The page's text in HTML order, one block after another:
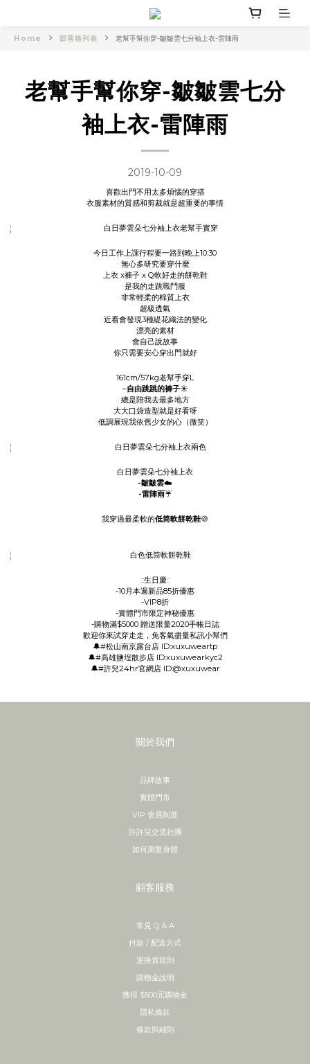
Home 部落格列表 老幫手幫你穿-皺皺雲七分袖上衣-雷陣雨
老幫手幫你穿-皺皺雲七分
袖上衣-雷陣雨
2019-10-09
喜歡出門不用太多煩惱的穿搭
衣服素材的質感和剪裁就是超重要的事情
今日工作上課行程要一路到晚上10:30
無心多研究要穿什麼
上衣 x褲子 x Q軟好走的餅乾鞋
是我的走跳戰鬥服
非常輕柔的棉質上衣
超級透氣
近看會發現3種緹花織法的變化
漂亮的素材
會自己說故事
你只需要安心穿出門就好
161cm/57kg老幫手穿L
–自由跳跳的褲子☀
總是陪我去最多地方
大大口袋造型就是好看呀
低調展現我依舊少女的心（微笑）
白日夢雲朵七分袖上衣
-皺皺雲☁️
-雷陣雨☔
我穿過最柔軟的低筒軟餅乾鞋🍪
::生日慶::
-10月本週新品85折優惠
-VIP8折
-實體門市限定神秘優惠
-購物滿$5000 贈送限量2020手帳日誌
歡迎你來試穿走走，免客氣盡量私訊小幫們
🔔#松山南京露台店 ID:xuxuweartp
🔔#高雄鹽埕散步店 ID:xuxuwearkyc2
🔔#許兒24hr官網店 ID:@xuxuwear
關於我們
品牌故事
實體門市
VIP 會員制度
許許兒交流社團
如何測量身體
顧客服務
常見 Q & A
付款 / 配送方式
退換貨規則
購物金說明
獲得 $500元購物金
隱私條款
條款與細則